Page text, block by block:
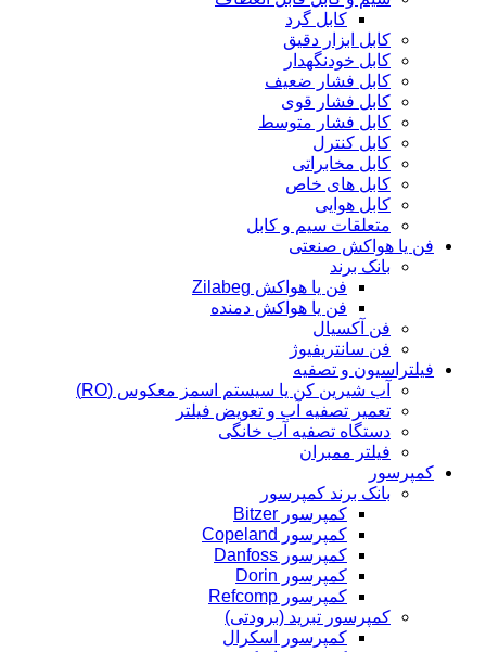
کابل گرد
کابل ابزار دقیق
کابل خودنگهدار
کابل فشار ضعیف
کابل فشار قوی
کابل فشار متوسط
کابل کنترل
کابل مخابراتی
کابل های خاص
کابل هوایی
متعلقات سیم و کابل
فن یا هواکش صنعتی
بانک برند
فن یا هواکش Zilabeg
فن یا هواکش دمنده
فن آکسیال
فن سانتریفیوژ
فیلتراسیون و تصفیه
آب شیرین کن یا سیستم اسمز معکوس (RO)
تعمیر تصفیه آب و تعویض فیلتر
دستگاه تصفیه آب خانگی
فیلتر ممبران
کمپرسور
بانک برند کمپرسور
کمپرسور Bitzer
کمپرسور Copeland
کمپرسور Danfoss
کمپرسور Dorin
کمپرسور Refcomp
کمپرسور تبرید (برودتی)
کمپرسور اسکرال